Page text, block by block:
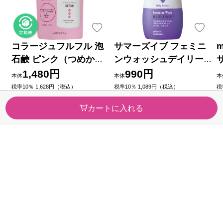
カートに入れる
コラージュフルフル 泡
石鹸 ピンク（つめかえ
用） ２１０ｍｌ 持田ヘ
ルスケア (医薬部外品)
本体1,480円
税率10％ 1,628円（税込）
（123）
今すぐのご注文で最短2026/08/
サマーズイブ フェミニ
ンウォッシュデイリー
バランス ２３７ｍｌ ピ
ルボックスジャパン
本体990円
税率10％ 1,089円（税込）
（6）
今すぐのご注文で最短2026/08/
11に届きます
本
税